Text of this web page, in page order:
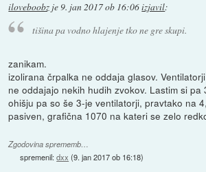
iloveboobz je9. jan 2017 ob 16:06izjavil:
tišina pa vodno hlajenje tko ne gre skupi.
zanikam.
izolirana črpalka ne oddaja glasov.
ne oddajajo nekih hudih zvokov. Lastim si
ohišju pa so še 3-je ventilatorji, pravtako na
pasiven, grafična 1070 na kateri se zelo
Zgodovina sprememb…
spremenil:dxx (9. jan 2017 ob 16:18)